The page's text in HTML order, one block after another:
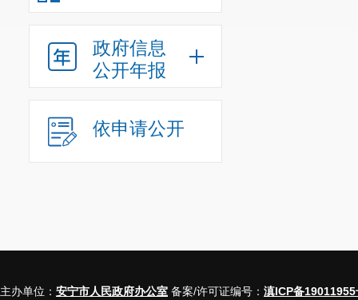
政府信息
公开年报
依申请公开
主办单位： 安宁市人民政府办公室 备案/许可证编号： 滇ICP备